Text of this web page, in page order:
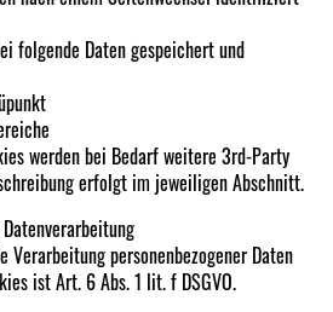
folgende Daten gespeichert und
werden bei Bedarf weitere 3rd-Party
erfolgt im jeweiligen Abschnitt.
Verarbeitung personenbezogener Daten
ist Art. 6 Abs. 1 lit. f DSGVO.